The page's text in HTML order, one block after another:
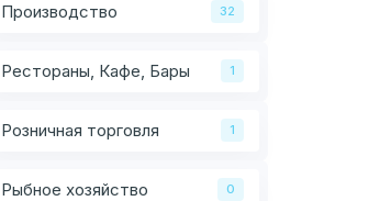
Производство
32
Рестораны, Кафе, Бары 1
Розничная торговля 1
Рыбное хозяйство 0